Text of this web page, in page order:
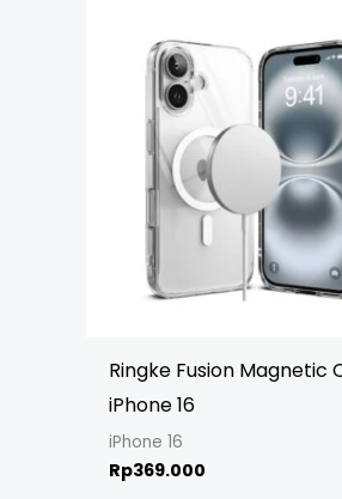
Ringke Fusion Magnetic
iPhone 16
iPhone 16
Rp369.000